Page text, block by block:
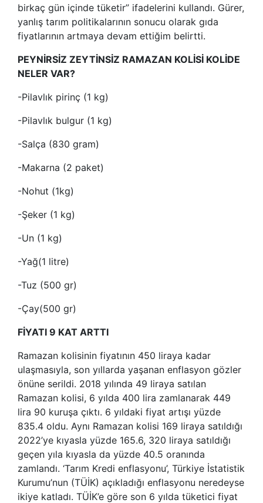
birkaç gün içinde tüketir” ifadelerini kullandı. Gürer,
yanlış tarım politikalarının sonucu olarak gıda
fiyatlarının artmaya devam ettiğim belirtti.
PEYNİRSİZ ZEYTİNSİZ RAMAZAN KOLİSİ KOLİDE
NELER VAR?
-Pilavlık pirinç (1 kg)
-Pilavlık bulgur (1 kg)
-Salça (830 gram)
-Makarna (2 paket)
-Nohut (1kg)
-Şeker (1 kg)
-Un (1 kg)
-Yağ(1 litre)
-Tuz (500 gr)
-Çay(500 gr)
FİYATI 9 KAT ARTTI
Ramazan kolisinin fiyatının 450 liraya kadar
ulaşmasıyla, son yıllarda yaşanan enflasyon gözler
önüne serildi. 2018 yılında 49 liraya satılan
Ramazan kolisi, 6 yılda 400 lira zamlanarak 449
lira 90 kuruşa çıktı. 6 yıldaki fiyat artışı yüzde
835.4 oldu. Aynı Ramazan kolisi 169 liraya satıldığı
2022’ye kıyasla yüzde 165.6, 320 liraya satıldığı
geçen yıla kıyasla da yüzde 40.5 oranında
zamlandı. ‘Tarım Kredi enflasyonu’, Türkiye İstatistik
Kurumu’nun (TÜİK) açıkladığı enflasyonu neredeyse
ikiye katladı. TÜİK’e göre son 6 yılda tüketici fiyat